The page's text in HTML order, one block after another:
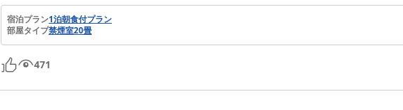
宿泊プラン1泊朝食付プラン
部屋タイプ禁煙室20畳
471